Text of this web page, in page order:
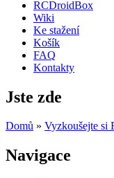
RCDroidBox
Wiki
Ke stažení
Košík
FAQ
Kontakty
Jste zde
Domů » Vyzkoušejte si
Navigace